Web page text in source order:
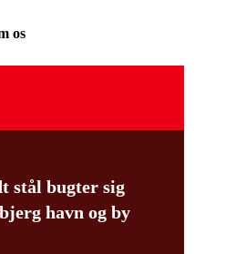
os
stål bugter sig
havn og by